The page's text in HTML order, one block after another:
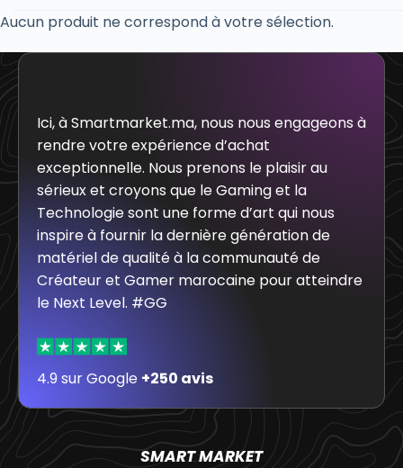
Aucun produit ne correspond à votre sélection.
Ici, à Smartmarket.ma, nous nous engageons à
rendre votre expérience d’achat
exceptionnelle. Nous prenons le plaisir au
sérieux et croyons que le Gaming et la
Technologie sont une forme d’art qui nous
inspire à fournir la dernière génération de
matériel de qualité à la communauté de
Créateur et Gamer marocaine pour atteindre
le Next Level. #GG
4.9 sur Google +250 avis
SMART MARKET